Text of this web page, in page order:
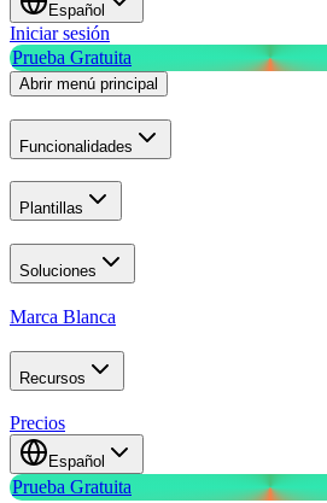
Español
Iniciar sesión
Prueba Gratuita
Abrir menú principal
Funcionalidades
Plantillas
Soluciones
Marca Blanca
Recursos
Precios
Español
Prueba Gratuita